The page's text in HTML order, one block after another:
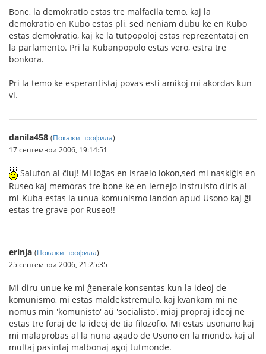
Bone, la demokratio estas tre malfacila temo, kaj la
demokratio en Kubo estas pli, sed neniam dubu ke en Kubo
estas demokratio, kaj ke la tutpopoloj estas reprezentataj en
la parlamento. Pri la Kubanpopolo estas vero, estra tre
bonkora.
Pri la temo ke esperantistaj povas esti amikoj mi akordas kun
vi.
danila458 (Покажи профила)
17 септември 2006, 19:14:51
Saluton al ĉiuj! Mi loĝas en Israelo lokon,sed mi naskiĝis en
Ruseo kaj memoras tre bone ke en lernejo instruisto diris al
mi-Kuba estas la unua komunismo landon apud Usono kaj ĝi
estas tre grave por Ruseo!!
erinja (Покажи профила)
25 септември 2006, 21:25:35
Mi diru unue ke mi ĝenerale konsentas kun la ideoj de
komunismo, mi estas maldekstremulo, kaj kvankam mi ne
nomus min 'komunisto' aŭ 'socialisto', miaj propraj ideoj ne
estas tre foraj de la ideoj de tia filozofio. Mi estas usonano kaj
mi malaprobas al la nuna agado de Usono en la mondo, kaj al
multaj pasintaj malbonaj agoj tutmonde.